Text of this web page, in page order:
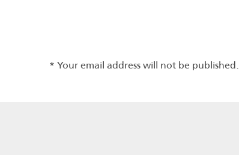
Your email address will not be published.
*